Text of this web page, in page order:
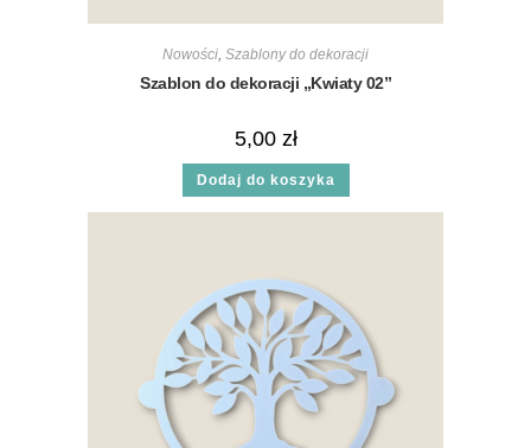
Nowości, Szablony do dekoracji
Szablon do dekoracji „Kwiaty 02”
5,00 zł
Dodaj do koszyka